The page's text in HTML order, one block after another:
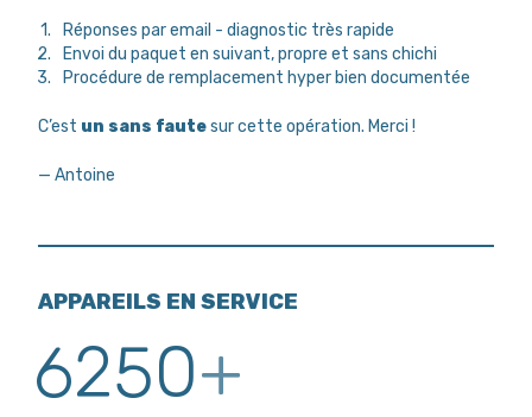
Réponses par email - diagnostic très rapide
Envoi du paquet en suivant, propre et sans chichi
Procédure de remplacement hyper bien documentée
C’est un sans fautesur cette opération. Merci !
— Antoine
APPAREILS EN SERVICE
6250+